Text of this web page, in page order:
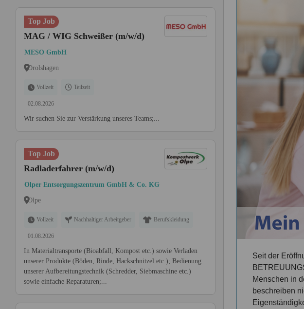
Top Job
MAG / WIG Schweißer (m/w/d)
MESO GmbH
Drolshagen
Vollzeit Teilzeit
02.08.2026
Wir suchen Sie zur Verstärkung unseres Teams;...
Top Job
Radladerfahrer (m/w/d)
Olper Entsorgungszentrum GmbH & Co. KG
Olpe
Vollzeit Nachhaltiger Arbeitgeber Berufskleidung
01.08.2026
In Materialtransporte (Bioabfall, Kompost etc.) sowie Verladen
unserer Produkte (Böden, Rinde, Hackschnitzel etc.); Bedienung
unserer Aufbereitungstechnik (Schredder, Siebmaschine etc.)
sowie einfache Reparaturen;...